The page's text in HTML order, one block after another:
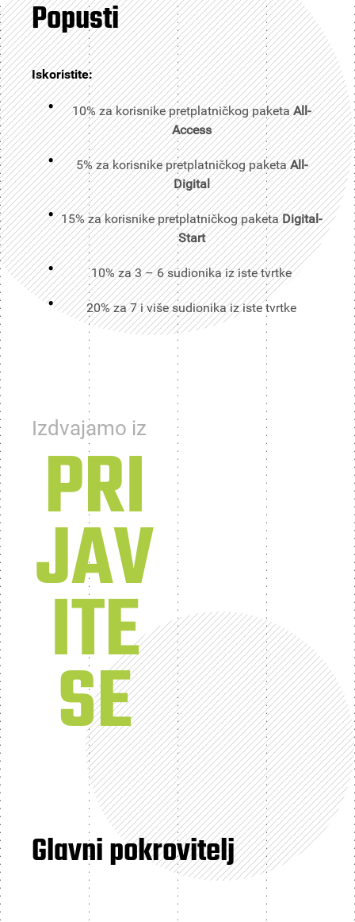
Popusti
Iskoristite:
10% za korisnike pretplatničkog paketaAll-
Access
5% za korisnike pretplatničkog paketaAll-
Digital
15% za korisnike pretplatničkog paketaDigital-
Start
10% za 3 – 6 sudionika iz iste tvrtke
20% za 7 i više sudionika iz iste tvrtke
Izdvajamo iz
PRI
JAV
ITE
SE
Glavni pokrovitelj